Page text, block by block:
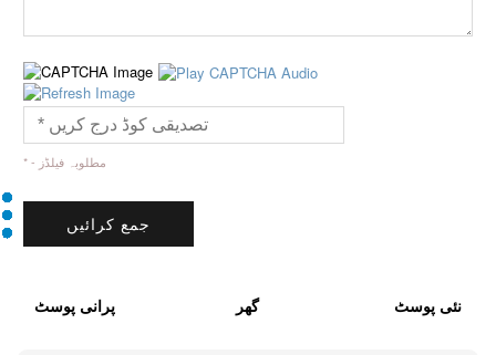
* - مطلوبہ فیلڈز
پرانی پوسٹ گھر نئی پوسٹ